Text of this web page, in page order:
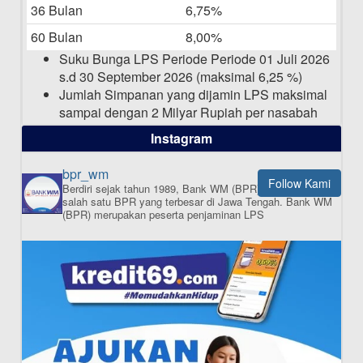
Pengumuman Nama Baru Perusahaan
36 Bulan
6,75%
60 Bulan
8,00%
Suku Bunga LPS Periode Periode 01 Juli 2026
s.d 30 September 2026 (maksimal 6,25 %)
Jumlah Simpanan yang dijamin LPS maksimal
sampai dengan 2 Milyar Rupiah per nasabah
dalam satu bank
ISI APLIKASI SEKARANG
Instagram
Follow Kami
bpr_wm
Berdiri sejak tahun 1989, Bank WM (BPR) merupakan
salah satu BPR yang terbesar di Jawa Tengah.Bank WM
(BPR) merupakan peserta penjaminan LPS